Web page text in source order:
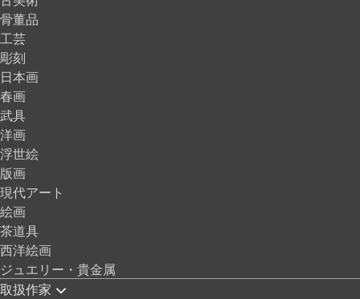
骨董品
工芸
彫刻
日本画
春画
武具
洋画
浮世絵
版画
現代アート
絵画
茶道具
西洋絵画
ジュエリー・貴金属
取扱作家